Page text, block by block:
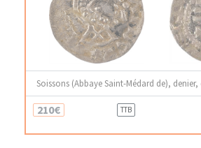
Soissons (Abbaye Saint-Médard de), denier,
210€ TTB